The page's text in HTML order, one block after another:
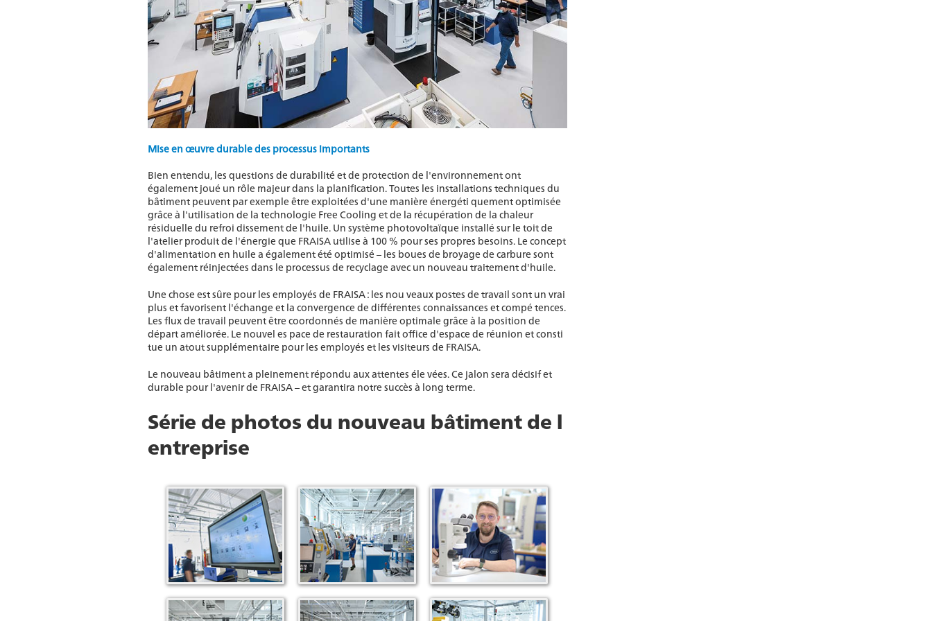
Mise en œuvre durable des processus importants
Bien entendu, les questions de durabilité et de protection de l'environnement ont
également joué un rôle majeur dans la planification. Toutes les installations techniques du
bâtiment peuvent par exemple être exploitées d'une manière énergéti quement optimisée
grâce à l'utilisation de la technologie Free Cooling et de la récupération de la chaleur
résiduelle du refroi dissement de l'huile. Un système photovoltaïque installé sur le toit de
l'atelier produit de l'énergie que FRAISA utilise à 100 % pour ses propres besoins. Le concept
d'alimentation en huile a également été optimisé – les boues de broyage de carbure sont
également réinjectées dans le processus de recyclage avec un nouveau traitement d'huile.
Une chose est sûre pour les employés de FRAISA : les nou veaux postes de travail sont un vrai
plus et favorisent l'échange et la convergence de différentes connaissances et compé tences.
Les flux de travail peuvent être coordonnés de manière optimale grâce à la position de
départ améliorée. Le nouvel es pace de restauration fait office d'espace de réunion et consti
tue un atout supplémentaire pour les employés et les visiteurs de FRAISA.
Le nouveau bâtiment a pleinement répondu aux attentes éle vées. Ce jalon sera décisif et
durable pour l'avenir de FRAISA – et garantira notre succès à long terme.
Série de photos du nouveau bâtiment de l
entreprise